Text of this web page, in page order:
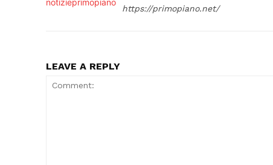
https://primopiano.net/
LEAVE A REPLY